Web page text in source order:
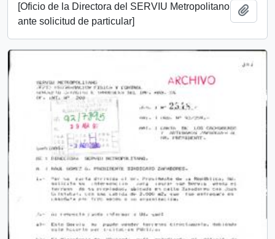
[Oficio de la Directora del SERVIU Metropolitano
ante solicitud de particular]